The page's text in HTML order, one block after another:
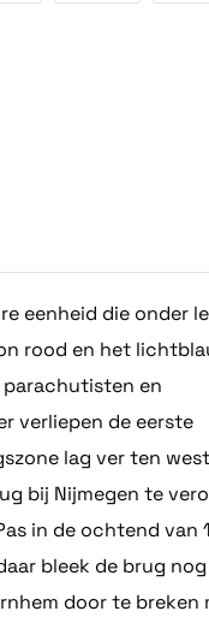
eenheid die onder
rood en het
parachutisten en
verliepen de eerste
lag ver ten
bij Nijmegen te
in de ochtend van
bleek de brug
door te breken